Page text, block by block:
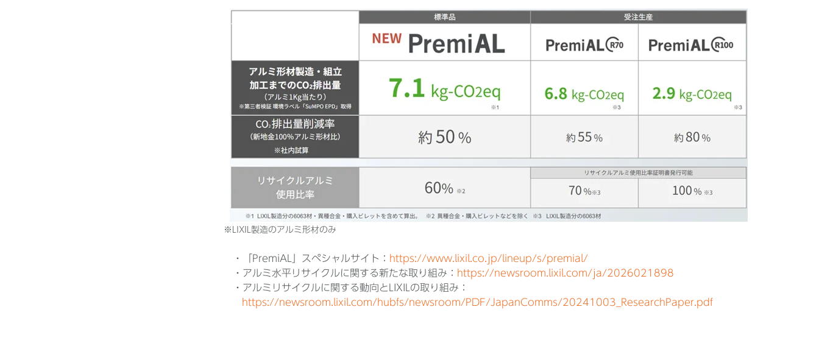
※LIXIL製造のアルミ形材のみ
・「PremiAL」スペシャルサイト： https://www.lixil.co.jp/lineup/s/premial/
・アルミ水平リサイクルに関する新たな取り組み： https://newsroom.lixil.com/ja/2026021898
・アルミリサイクルに関する動向とLIXILの取り組み：
https://newsroom.lixil.com/hubfs/newsroom/PDF/JapanComms/20241003_ResearchPaper.pdf